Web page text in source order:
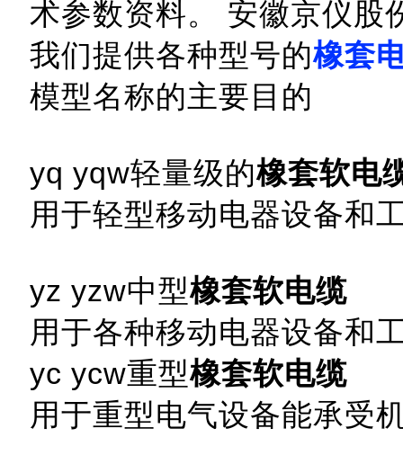
术参数资料。 安徽京仪股
我们提供各种型号的橡套
模型名称的主要目的
yq yqw轻量级的橡套软电
用于轻型移动电器设备和
yz yzw中型橡套软电缆
用于各种移动电器设备和
yc ycw重型橡套软电缆
用于重型电气设备能承受